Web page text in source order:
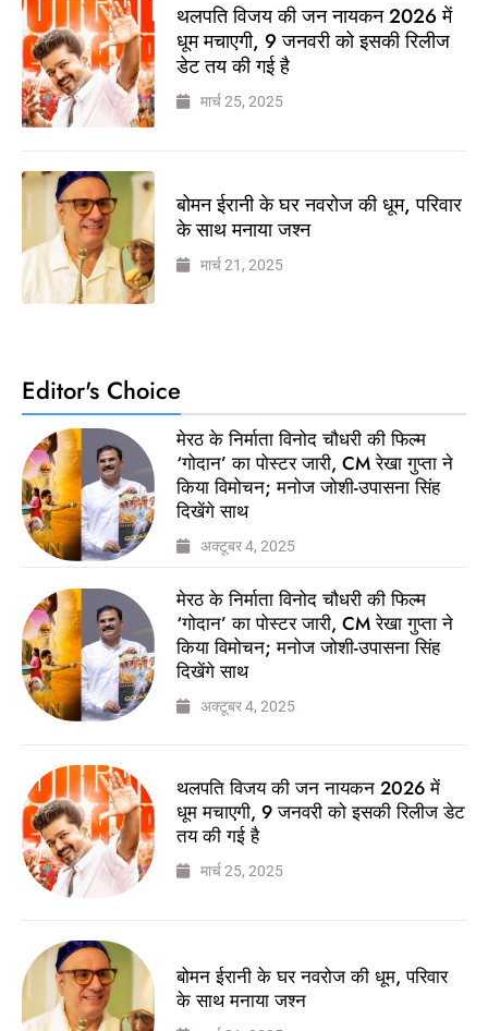
थलपति विजय की जन नायकन 2026 में
धूम मचाएगी, 9 जनवरी को इसकी रिलीज
डेट तय की गई है
मार्च 25, 2025
बोमन ईरानी के घर नवरोज की धूम, परिवार
के साथ मनाया जश्न
मार्च 21, 2025
Editor's Choice
मेरठ के निर्माता विनोद चौधरी की फिल्म
‘गोदान’ का पोस्टर जारी, CM रेखा गुप्ता ने
किया विमोचन; मनोज जोशी-उपासना सिंह
दिखेंगे साथ
अक्टूबर 4, 2025
मेरठ के निर्माता विनोद चौधरी की फिल्म
‘गोदान’ का पोस्टर जारी, CM रेखा गुप्ता ने
किया विमोचन; मनोज जोशी-उपासना सिंह
दिखेंगे साथ
अक्टूबर 4, 2025
थलपति विजय की जन नायकन 2026 में
धूम मचाएगी, 9 जनवरी को इसकी रिलीज डेट
तय की गई है
मार्च 25, 2025
बोमन ईरानी के घर नवरोज की धूम, परिवार
के साथ मनाया जश्न